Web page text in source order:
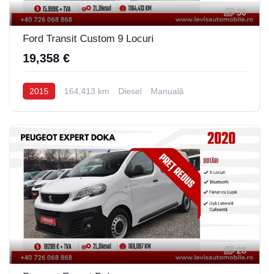
30
Ford Transit Custom 9 Locuri
19,358 €
2015 164,413 km Diesel Manuală
28